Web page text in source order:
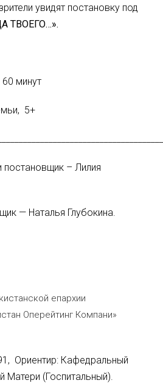
увидят постановку под
ТВОЕГО…».
минут
5+
постановщик – Лилия
— Наталья Глубокина.
епархии
Оперейтинг Компани»
Ориентир: Кафедральный
(Госпитальный).